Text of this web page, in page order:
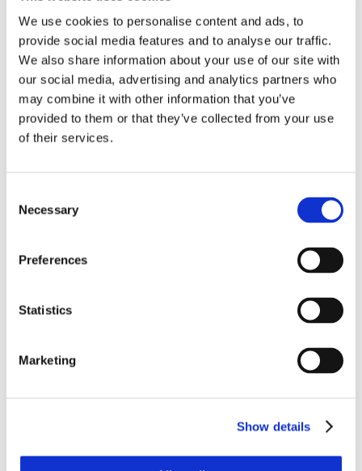
We use cookies to personalise content and ads, to
provide social media features and to analyse our traffic.
We also share information about your use of our site with
our social media, advertising and analytics partners who
may combine it with other information that you’ve
provided to them or that they’ve collected from your use
of their services.
Selection
Necessary
Preferences
Statistics
Marketing
Show details
Overview
Stock Information